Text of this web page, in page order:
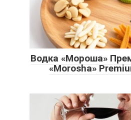
Водка «Мороша»
«Morosha»